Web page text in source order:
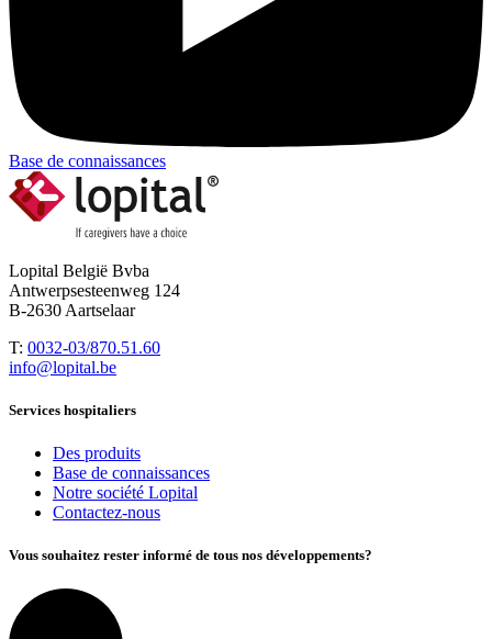
Base de connaissances
Lopital België Bvba
Antwerpsesteenweg 124
B-2630 Aartselaar
T: 0032-03/870.51.60
info@lopital.be
Services hospitaliers
Des produits
Base de connaissances
Notre société Lopital
Contactez-nous
Vous souhaitez rester informé de tous nos développements?